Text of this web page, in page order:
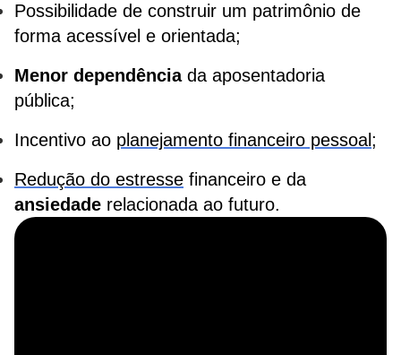
Possibilidade de construir um patrimônio de
forma acessível e orientada;
Menor dependênciada aposentadoria
pública;
Incentivo ao planejamento financeiro pessoal;
Redução do estresse financeiro e da
ansiedade relacionada ao futuro.